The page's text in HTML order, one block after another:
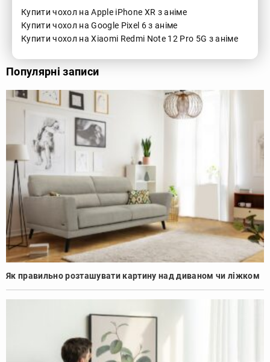
Купити чохол на Apple iPhone XR з аніме
Купити чохол на Google Pixel 6 з аніме
Купити чохол на Xiaomi Redmi Note 12 Pro 5G з аніме
Популярні записи
Як правильно розташувати картину над диваном чи ліжком